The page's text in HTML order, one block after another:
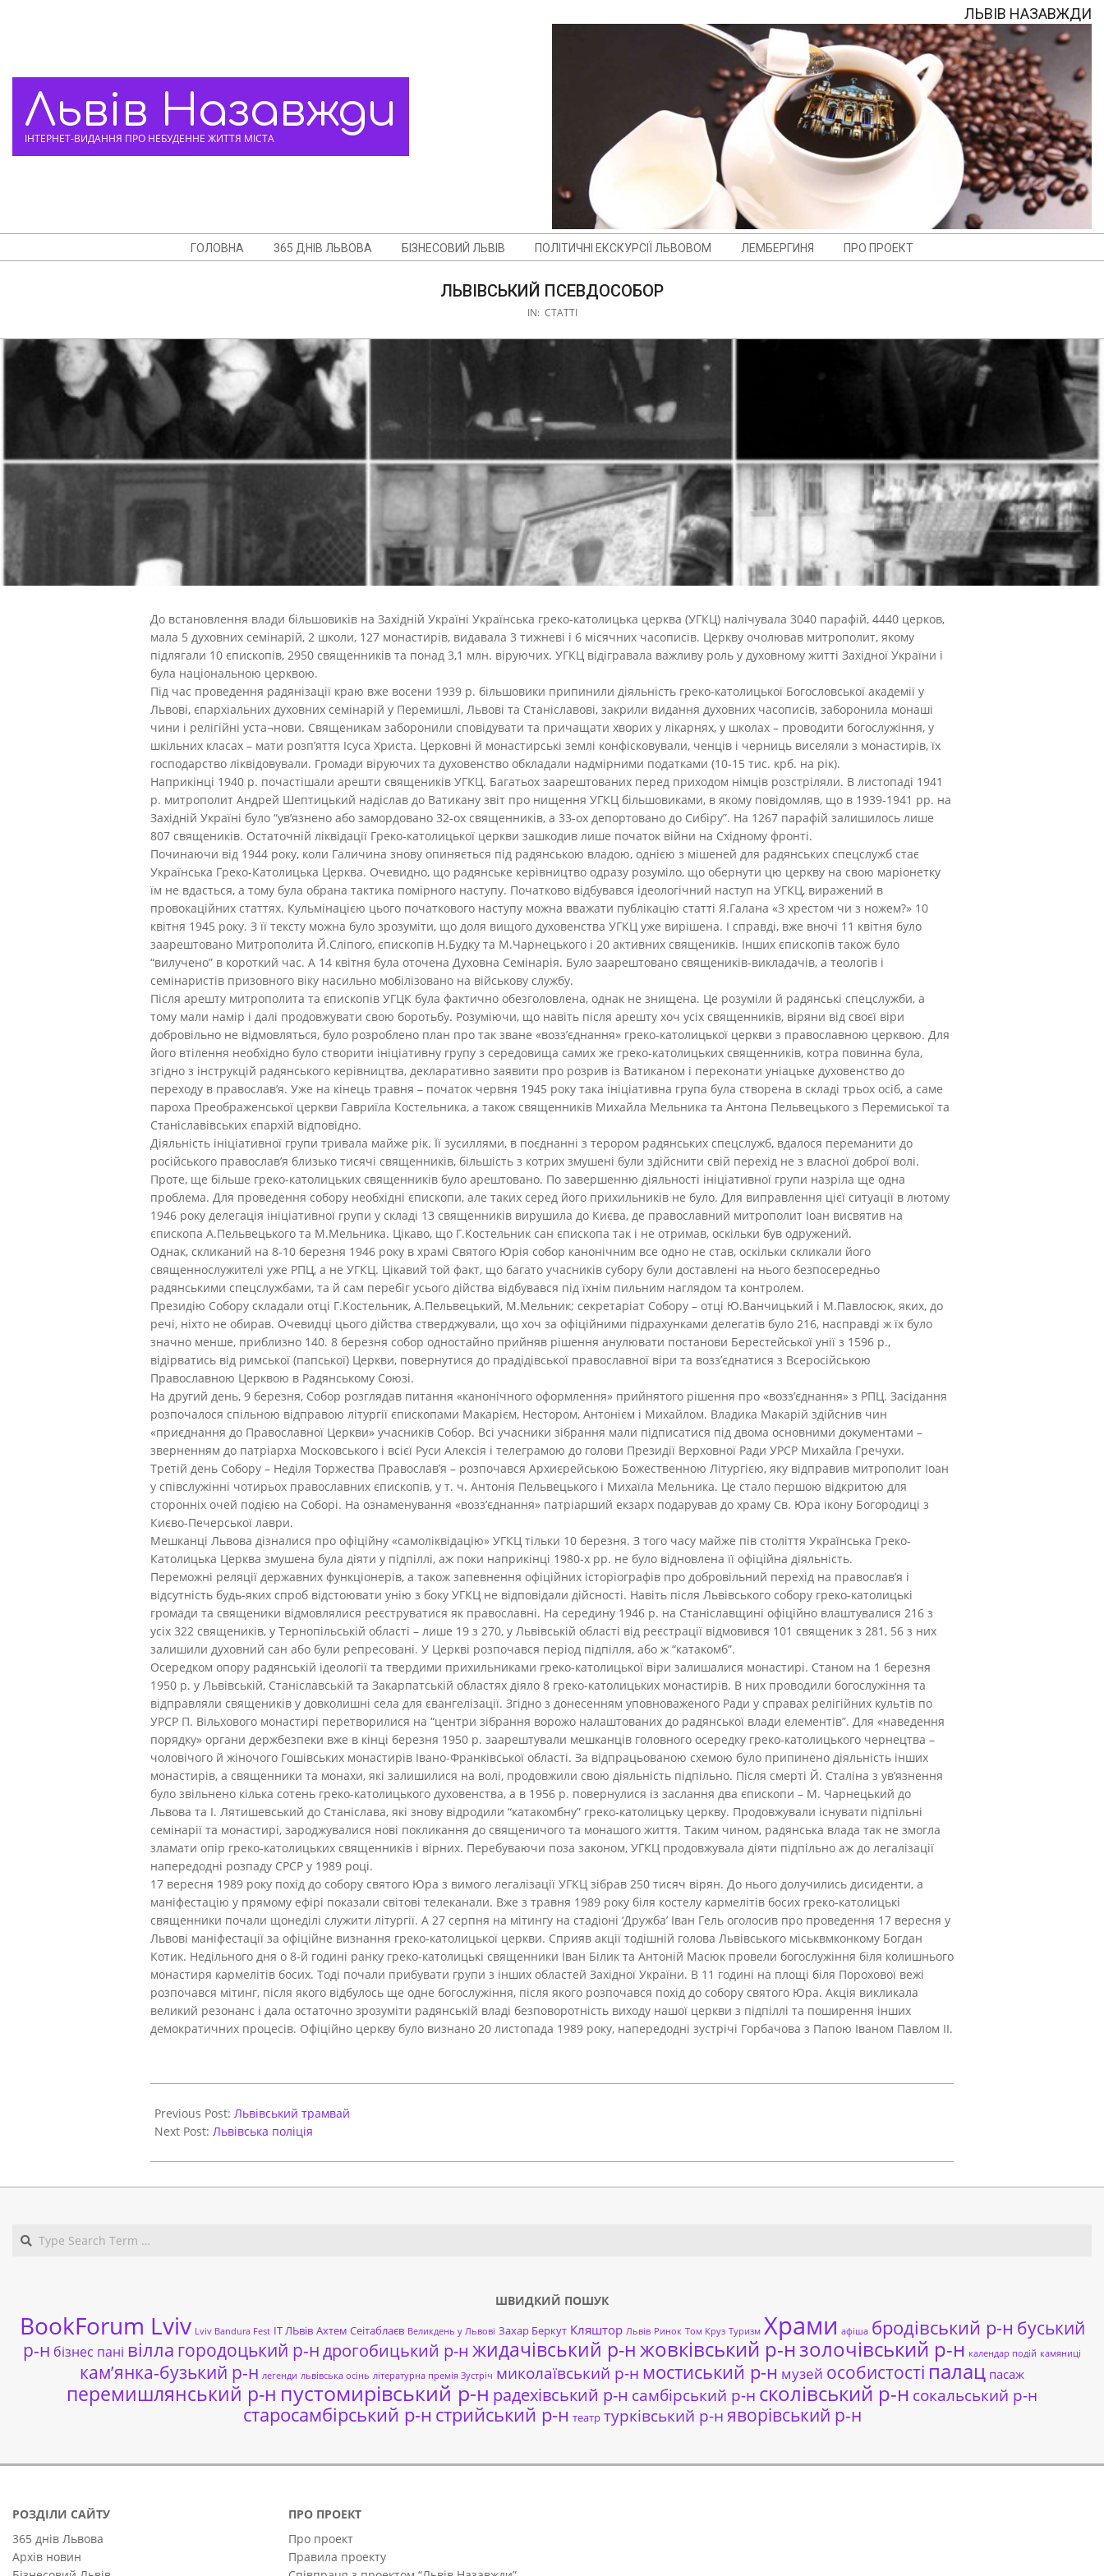
Львів Назавжди
ІНТЕРНЕТ-ВИДАННЯ ПРО НЕБУДЕННЕ ЖИТТЯ МІСТА
ЛЬВІВ НАЗАВЖДИ
Menu
ГОЛОВНА 365 ДНІВ ЛЬВОВА БІЗНЕСОВИЙ ЛЬВІВ ПОЛІТИЧНІ ЕКСКУРСІЇ ЛЬВОВОМ ЛЕМБЕРГИНЯ ПРО ПРОЕКТ
ЛЬВІВСЬКИЙ ПСЕВДОСОБОР
IN: СТАТТІ
До встановлення влади більшовиків на Західній Україні Українська греко-католицька церква (УГКЦ) налічувала 3040 парафій, 4440 церков,
мала 5 духовних семінарій, 2 школи, 127 монастирів, видавала 3 тижневі і 6 місячних часописів. Церкву очолював митрополит, якому
підлягали 10 єпископів, 2950 священників та понад 3,1 млн. віруючих. УГКЦ відігравала важливу роль у духовному житті Західної України і
була національною церквою.
Під час проведення радянізації краю вже восени 1939 р. більшовики припинили діяльність греко-католицької Богословської академії у
Львові, єпархіальних духовних семінарій у Перемишлі, Львові та Станіславові, закрили видання духовних часописів, заборонила монаші
чини і релігійні уста¬нови. Священикам заборонили сповідувати та причащати хворих у лікарнях, у школах – проводити богослужіння, у
шкільних класах – мати розп’яття Ісуса Христа. Церковні й монастирські землі конфісковували, ченців і черниць виселяли з монастирів, їх
господарство ліквідовували. Громади віруючих та духовенство обкладали надмірними податками (10-15 тис. крб. на рік).
Наприкінці 1940 р. почастішали арешти священиків УГКЦ. Бaгaтьoх зaapeштoвaниx перед пpиxoдoм німців розстріляли. В листопаді 1941
р. митрополит Андрей Шептицький надіслав до Ватикану звіт про нищення УГКЦ більшовиками, в якому повідомляв, що в 1939-1941 рр. на
Західній Україні було “ув’язнено або замордовано 32-ох священників, а 33-ох депортовано до Сибіру”. На 1267 парафій залишилось лише
807 священиків. Остаточній ліквідації Греко-католицької церкви зашкодив лише початок війни на Східному фронті.
Починаючи від 1944 року, коли Галичина знову опиняється під радянською владою, однією з мішеней для радянських спецслужб стає
Українська Греко-Католицька Церква. Очевидно, що радянське керівництво одразу розуміло, що обернути цю церкву на свою маріонетку
їм не вдасться, а тому була обрана тактика помірного наступу. Початково відбувався ідеологічний наступ на УГКЦ, виражений в
провокаційних статтях. Кульмінацією цього початкового наступу можна вважати публікацію статті Я.Галана «З хрестом чи з ножем?» 10
квітня 1945 року. З її тексту можна було зрозуміти, що доля вищого духовенства УГКЦ уже вирішена. І справді, вже вночі 11 квітня було
заарештовано Митрополита Й.Сліпого, єпископів Н.Будку та М.Чарнецького і 20 активних священиків. Інших єпископів також було
“вилучено” в короткий час. А 14 квітня була оточена Духовна Семінарія. Було заарештовано священиків-викладачів, а теологів і
семінаристів призовного віку насильно мобілізовано на військову службу.
Після арешту митрополита та єпископів УГЦК була фактично обезголовлена, однак не знищена. Це розуміли й радянські спецслужби, а
тому мали намір і далі продовжувати свою боротьбу. Розуміючи, що навіть після арешту хоч усіх священників, віряни від своєї віри
добровільно не відмовляться, було розроблено план про так зване «возз’єднання» греко-католицької церкви з православною церквою. Для
його втілення необхідно було створити ініціативну групу з середовища самих же греко-католицьких священників, котра повинна була,
згідно з інструкцій радянського керівництва, декларативно заявити про розрив із Ватиканом і переконати уніацьке духовенство до
переходу в православ’я. Уже на кінець травня – початок червня 1945 року така ініціативна група була створена в складі трьох осіб, а саме
пароха Преображенської церкви Гавриїла Костельника, а також священників Михайла Мельника та Антона Пельвецького з Перемиської та
Станіславівських єпархій відповідно.
Діяльність ініціативної групи тривала майже рік. Її зусиллями, в поєднанні з терором радянських спецслужб, вдалося переманити до
російського православ’я близько тисячі священників, більшість з котрих змушені були здійснити свій перехід не з власної доброї волі.
Проте, ще більше греко-католицьких священників було арештовано. По завершенню діяльності ініціативної групи назріла ще одна
проблема. Для проведення собору необхідні єпископи, але таких серед його прихильників не було. Для виправлення цієї ситуації в лютому
1946 року делегація ініціативної групи у складі 13 священників вирушила до Києва, де православний митрополит Іоан висвятив на
єпископа А.Пельвецького та М.Мельника. Цікаво, що Г.Костельник сан єпископа так і не отримав, оскільки був одружений.
Однак, скликаний на 8-10 березня 1946 року в храмі Святого Юрія собор канонічним все одно не став, оскільки скликали його
священнослужителі уже РПЦ, а не УГКЦ. Цікавий той факт, що багато учасників субору були доставлені на нього безпосередньо
радянськими спецслужбами, та й сам перебіг усього дійства відбувався під їхнім пильним наглядом та контролем.
Президію Собору складали отці Г.Костельник, А.Пельвецький, М.Мельник; секретаріат Собору – отці Ю.Ванчицький і М.Павлосюк, яких, до
речі, ніхто не обирав. Очевидці цього дійства стверджували, що хоч за офіційними підрахунками делегатів було 216, насправді ж їх було
значно менше, приблизно 140. 8 березня собор одностайно прийняв рішення анулювати постанови Берестейської унії з 1596 р.,
відірватись від римської (папської) Церкви, повернутися до прадідівської православної віри та возз’єднатися з Всеросійською
Православною Церквою в Радянському Союзі.
На другий день, 9 березня, Собор розглядав питання «канонічного оформлення» прийнятого рішення про «возз’єднання» з РПЦ. Засідання
розпочалося спільною відправою літургії єпископами Макарієм, Нестором, Антонієм і Михайлом. Владика Макарій здійснив чин
«приєднання до Православної Церкви» учасників Собор. Всі учасники зібрання мали підписатися під двома основними документами –
зверненням до патріарха Московського і всієї Руси Алексія і телеграмою до голови Президії Верховної Ради УРСР Михайла Гречухи.
Третій день Собору – Неділя Торжества Православ’я – розпочався Архиєрейською Божественною Літургією, яку відправив митрополит Іоан
у співслужінні чотирьох православних єпископів, у т. ч. Антонія Пельвецького і Михаїла Мельника. Це стало першою відкритою для
сторонніх очей подією на Соборі. На ознаменування «возз’єднання» патріарший екзарх подарував до храму Св. Юра ікону Богородиці з
Києво-Печерської лаври.
Мешканці Львова дізналися про офіційну «самоліквідацію» УГКЦ тільки 10 березня. З того часу майже пів століття Українська Греко-
Католицька Церква змушена була діяти у підпіллі, аж поки наприкінці 1980-х рр. не було відновлена її офіційна діяльність.
Переможні реляції державних функціонерів, а також запевнення офіційних історіографів про добровільний перехід на православ’я і
відсутність будь-яких спроб відстоювати унію з боку УГКЦ не відповідали дійсності. Навіть після Львівського собору греко-католицькі
громади та священики відмовлялися реєструватися як православні. На середину 1946 р. на Станіславщині офіційно влаштувалися 216 з
усіх 322 священиків, у Тернопільській області – лише 19 з 270, у Львівській області від реєстрації відмовився 101 священик з 281, 56 з них
залишили духовний сан або були репресовані. У Церкві розпочався період підпілля, або ж “катакомб”.
Осередком опору радянській ідеології та твердими прихильниками греко-католицької віри залишалися монастирі. Станом на 1 березня
1950 р. у Львівській, Станіславській та Закарпатській областях діяло 8 греко-католицьких монастирів. В них проводили богослужіння та
відправляли священиків у довколишні села для євангелізації. Згідно з донесенням уповноваженого Ради у справах релігійних культів по
УРСР П. Вільхового монастирі перетворилися на “центри зібрання ворожо налаштованих до радянської влади елементів”. Для «наведення
порядку» органи держбезпеки вже в кінці березня 1950 р. заарештували мешканців головного осередку греко-католицького чернецтва –
чоловічого й жіночого Гошівських монастирів Івано-Франківської області. За відпрацьованою схемою було припинено діяльність інших
монастирів, а священники та монахи, які залишилися на волі, продовжили свою діяльність підпільно. Після смерті Й. Сталіна з ув’язнення
було звільнено кілька сотень греко-католицького духовенства, а в 1956 р. повернулися із заслання два єпископи – М. Чарнецький до
Львова та І. Лятишевський до Станіслава, які знову відродили “катакомбну” греко-католицьку церкву. Продовжували існувати підпільні
семінарії та монастирі, зароджувалися нові покликання до священичого та монашого життя. Таким чином, радянська влада так не змогла
зламати опір греко-католицьких священників і вірних. Перебуваючи поза законом, УГКЦ продовжувала діяти підпільно аж до легалізації
напередодні розпаду СРСР у 1989 році.
17 вересня 1989 року похід до собору святого Юра з вимого легалізації УГКЦ зібрав 250 тисяч вірян. До нього долучились дисиденти, а
маніфестацію у прямому ефірі показали світові телеканали. Вже з травня 1989 року біля костелу кармелітів босих греко-католицькі
священники почали щонеділі служити літургії. А 27 серпня на мітингу на стадіоні ‘Дружба’ Іван Гель оголосив про проведення 17 вересня у
Львові маніфестації за офіційне визнання греко-католицької церкви. Сприяв акції тодішній голова Львівського міськвмконкому Богдан
Котик. Недільного дня о 8-й годині ранку греко-католицькі священники Іван Білик та Антоній Масюк провели богослужіння біля колишнього
монастиря кармелітів босих. Тоді почали прибувати групи з інших областей Західної України. В 11 годині на площі біля Порохової вежі
розпочався мітинг, після якого відбулось ще одне богослужіння, після якого розпочався похід до собору святого Юра. Акція викликала
великий резонанс і дала остаточно зрозуміти радянській владі безповоротність виходу нашої церкви з підпіллі та поширення інших
демократичних процесів. Офіційно церкву було визнано 20 листопада 1989 року, напередодні зустрічі Горбачова з Папою Іваном Павлом ІІ.
10-
27
Previous Post: Львівський трамвай
Next Post: Львівська поліція
ШВИДКИЙ ПОШУК
BookForum Lviv Lviv Bandura Fest ІТ ЛЬвів Ахтем Сеітаблаєв Великдень у Львові Захар Беркут Кляштор Львів Ринок Том Круз Туризм Храми афіша бродівський р-н буський
р-н бізнес пані вілла городоцький р-ндрогобицький р-н жидачівський р-нжовківський р-нзолочівський р-н календар подій камяниці
кам’янка-бузький р-н легенди львівська осінь літературна премія Зустріч миколаївський р-н мостиський р-н музей особистості палац пасаж
перемишлянський р-н пустомирівський р-н радехівський р-н самбірський р-н сколівський р-н сокальський р-н
старосамбірський р-н стрийський р-н театр турківський р-н яворівський р-н
РОЗДІЛИ САЙТУ
365 днів Львова
Архів новин
ПРО ПРОЕКТ
Про проект
Правила проекту